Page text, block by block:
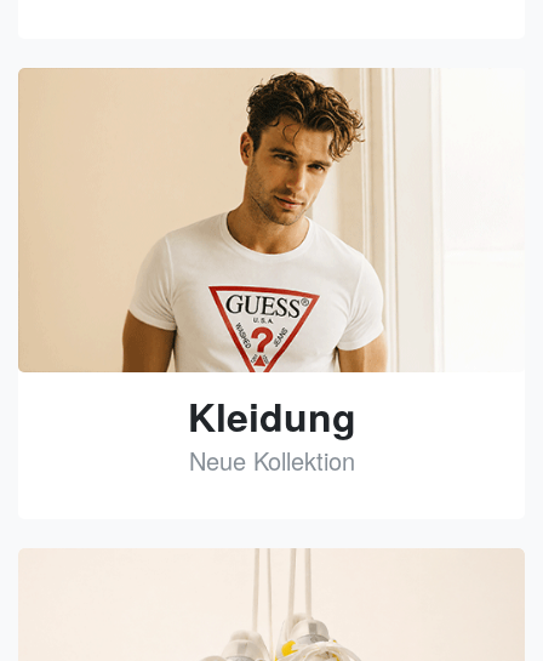
Kleidung
Neue Kollektion